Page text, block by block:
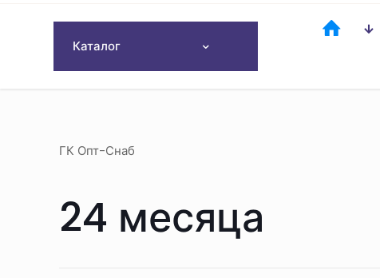
Каталог
ГК Опт-Снаб
24 месяца